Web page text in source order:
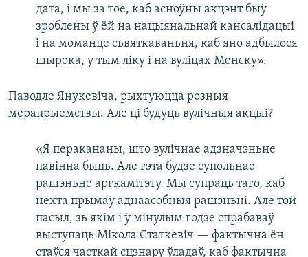
дата, і мы за тое, каб асноўны акцэнт быў
зроблены ў ёй на нацыянальнай кансалідацыі
і на моманце сьвяткаваньня, каб яно адбылося
шырока, у тым ліку і на вуліцах Менску».
Паводле Янукевіча, рыхтуюцца розныя
мерапрыемствы. Але ці будуць вулічныя акцыі?
«Я перакананы, што вулічнае адзначэньне
павінна быць. Але гэта будзе супольнае
рашэньне аргкамітэту. Мы супраць таго, каб
нехта прымаў аднаасобныя рашэньні. Але той
пасыл, зь якім і ў мінулым годзе спрабаваў
выступаць Мікола Статкевіч — фактычна ён
стаўся часткай сцэнару ўладаў, каб фактычна